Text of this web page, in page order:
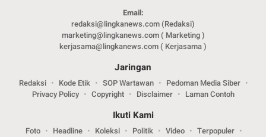
Email:
redaksi@lingkanews.com (Redaksi)
marketing@lingkanews.com ( Marketing )
kerjasama@lingkanews.com ( Kerjasama )
Jaringan
Redaksi Kode Etik SOP Wartawan
Pedoman Media Siber
Privacy Policy
Copyright Disclaimer Laman Contoh
Ikuti Kami
Foto Headline Koleksi Politik Video
Terpopuler